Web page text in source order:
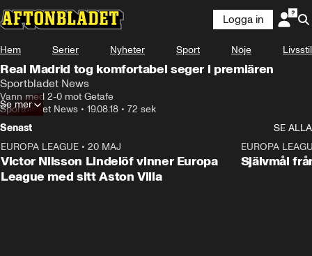
Logga in
Hem Serier Nyheter Sport Nöje Livsstil
Real Madrid tog komfortabel seger i premiären
Sportbladet News
Vann med 2-0 mot Getafe
Sportbladet News • 19.08.18 • 72 sek
Se mer
Senast
SE ALLA
EUROPA LEAGUE • 20 MAJ
Victor Nilsson Lindelöf vinner Europa
League med sitt Aston Villa
EUROPA
Självmål